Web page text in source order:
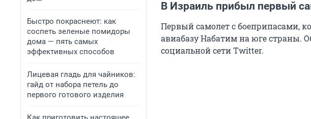
Быстро покраснеют: как
соспеть зеленые помидоры
дома — пять самых
эффективных способов
Лицевая гладь для чайников:
гайд от набора петель до
первого готового изделия
В Израиль прибыл первый
Первый самолет с боеприпасами,
авиабазу Набатим на юге страны.
социальной сети Twitter.